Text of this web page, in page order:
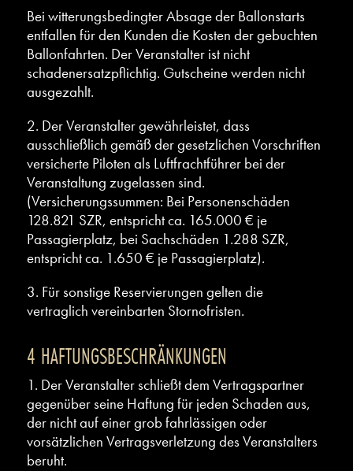
Bei witterungsbedingter Absage der Ballonstarts
entfallen für den Kunden die Kosten der gebuchten
Ballonfahrten. Der Veranstalter ist nicht
schadenersatzpflichtig. Gutscheine werden nicht
ausgezahlt.
2. Der Veranstalter gewährleistet, dass
ausschließlich gemäß der gesetzlichen Vorschriften
versicherte Piloten als Luftfrachtführer bei der
Veranstaltung zugelassen sind.
(Versicherungssummen: Bei Personenschäden
128.821 SZR, entspricht ca. 165.000 € je
Passagierplatz, bei Sachschäden 1.288 SZR,
entspricht ca. 1.650 € je Passagierplatz).
3. Für sonstige Reservierungen gelten die
vertraglich vereinbarten Stornofristen.
4 HAFTUNGSBESCHRÄNKUNGEN
1. Der Veranstalter schließt dem Vertragspartner
gegenüber seine Haftung für jeden Schaden aus,
der nicht auf einer grob fahrlässigen oder
vorsätzlichen Vertragsverletzung des Veranstalters
beruht.